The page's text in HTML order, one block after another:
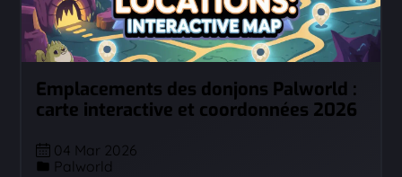
Emplacements des donjons Palworld :
carte interactive et coordonnées 2026
04 Mar 2026
Palworld